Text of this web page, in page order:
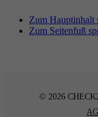
Zum Hauptinhalt
Zum Seitenfuß
© 2026